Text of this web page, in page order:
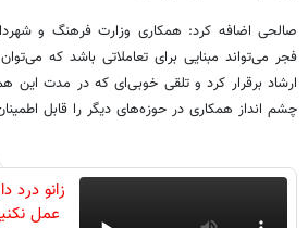
صالحی اضافه کرد: همکاری وزارت فرهنگ و
فجر می‌تواند مبنایی برای تعاملاتی باشد که
ارشاد برقرار کرد و تلقی خوبی‌ای که در مدت
چشم انداز همکاری در حوزه‌های دیگر را قابل
زانو درد
عمل